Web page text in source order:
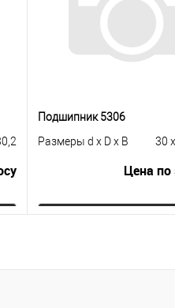
Подшипник 5306
Размеры d x D x B
30
Цена по
Купить в 1 клик
К